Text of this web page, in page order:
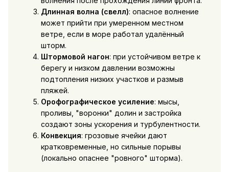
Длинная волна (свелл): опасное волнение
может прийти при умеренном местном
ветре, если в море работал удалённый
шторм.
Штормовой нагон: при устойчивом ветре к
берегу и низком давлении возможны
подтопления низких участков и размыв
пляжей.
Орофографическое усиление: мысы,
проливы, "воронки" долин и застройка
создают зоны ускорения и турбулентности.
Конвекция: грозовые ячейки дают
кратковременные, но сильные порывы
(локально опаснее "ровного" шторма).